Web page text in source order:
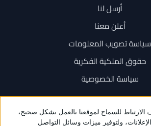
أرسل لنا
أعلن معنا
سياسة تصويب المعلومات
حقوق الملكية الفكرية
سياسة الخصوصية
اتصل بنا